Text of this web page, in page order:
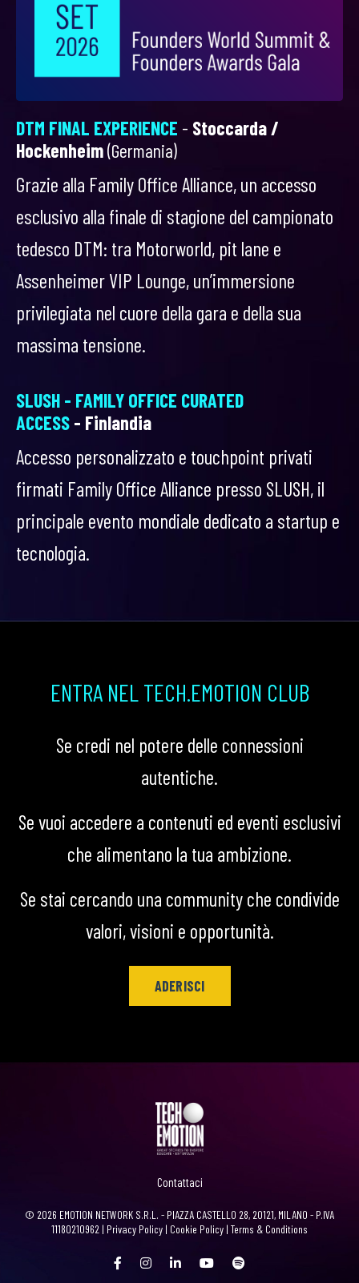
DTM FINAL EXPERIENCE - Stoccarda /
Hockenheim(Germania)
Grazie alla Family Office Alliance, un accesso
esclusivo alla finale di stagione del campionato
tedesco DTM: tra Motorworld, pit lane e
Assenheimer VIP Lounge, un’immersione
privilegiata nel cuore della gara e della sua
massima tensione.
SLUSH - FAMILY OFFICE CURATED
ACCESS - Finlandia
Accesso personalizzato e touchpoint privati
firmati Family Office Alliance presso SLUSH, il
principale evento mondiale dedicato a startup e
tecnologia.
ENTRA NEL TECH.EMOTION CLUB
Se credi nel potere delle connessioni
autentiche.
Se vuoi accedere a contenuti ed eventi esclusivi
che alimentano la tua ambizione.
Se stai cercando una community che condivide
valori, visioni e opportunità.
ADERISCI
Contattaci
© 2026 EMOTION NETWORK S.R.L. - PIAZZA CASTELLO 28, 20121, MILANO - P.IVA
11180210962 | Privacy Policy | Cookie Policy | Terms & Conditions